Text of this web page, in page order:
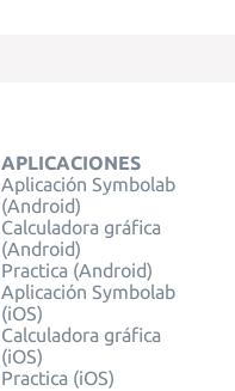
APLICACIONES
Aplicación Symbolab
(Android)
Calculadora gráfica
(Android)
Practica (Android)
Aplicación Symbolab
(iOS)
Calculadora gráfica
(iOS)
Practica (iOS)